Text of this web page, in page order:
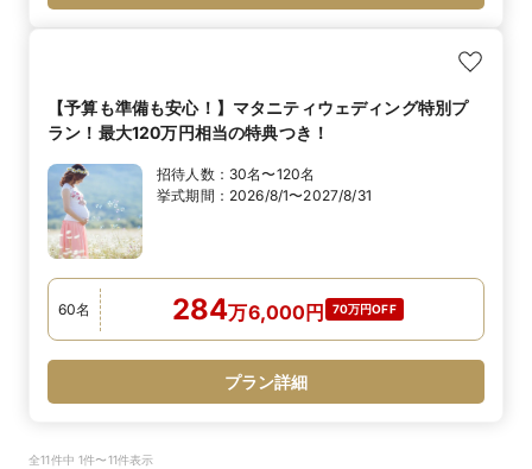
【予算も準備も安心！】マタニティウェディング特別プ
ラン！最大120万円相当の特典つき！
招待人数： 30名〜120名
挙式期間： 2026/8/1〜2027/8/31
60名 284万6,000円 70万円OFF
プラン詳細
全11件中 1件〜11件表示